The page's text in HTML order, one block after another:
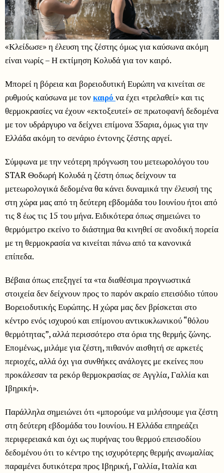
«Κλείδωσε» η έλευση της ζέστης όμως για καύσωνα ακόμη
είναι νωρίς – Η εκτίμηση Κολυδά για τον καιρό.
Μπορεί η βόρεια και βορειοδυτική Ευρώπη να κινείται σε
ρυθμούς καύσωνα με τονκαιρό να έχει «τρελαθεί» και τις
θερμοκρασίες να έχουν «εκτοξευτεί» σε πρωτοφανή δεδομένα
με τον υδράργυρο να δείχνει επίμονα 35αρια, όμως για την
Ελλάδα ακόμη το σενάριο έντονης ζέστης αργεί.
Σύμφωνα με την νεότερη πρόγνωση του μετεωρολόγου του
STAR Θοδωρή Κολυδά η ζέστη όπως δείχνουν τα
μετεωρολογικά δεδομένα θα κάνει δυναμικά την έλευσή της
στη χώρα μας από τη δεύτερη εβδομάδα του Ιουνίου ήτοι από
τις 8 έως τις 15 του μήνα. Ειδικότερα όπως σημειώνει το
θερμόμετρο εκείνο το διάστημα θα κινηθεί σε ανοδική πορεία
με τη θερμοκρασία να κινείται πάνω από τα κανονικά
επίπεδα.
Βέβαια όπως επεξηγεί τα «τα διαθέσιμα προγνωστικά
στοιχεία δεν δείχνουν προς το παρόν ακραίο επεισόδιο τύπου
Βορειοδυτικής Ευρώπης. Η χώρα μας δεν βρίσκεται στο
κέντρο ενός ισχυρού και επίμονου αντικυκλωνικού “θόλου
θερμότητας”, αλλά περισσότερο στα όρια της θερμής ζώνης.
Επομένως, μιλάμε για ζέστη, πιθανόν αισθητή σε αρκετές
περιοχές, αλλά όχι για συνθήκες ανάλογες με εκείνες που
προκάλεσαν τα ρεκόρ θερμοκρασίας σε Αγγλία, Γαλλία και
Ιβηρική».
Παράλληλα σημειώνει ότι «μπορούμε να μιλήσουμε για ζέστη
στη δεύτερη εβδομάδα του Ιουνίου. Η Ελλάδα επηρεάζει
περιφερειακά και όχι ως πυρήνας του θερμού επεισοδίου
δεδομένου ότι το κέντρο της ισχυρότερης θερμής ανωμαλίας
παραμένει δυτικότερα προς Ιβηρική, Γαλλία, Ιταλία και